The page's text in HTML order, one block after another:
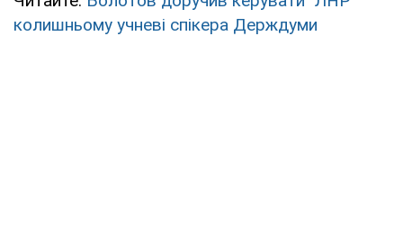
колишньому учневі спікера Держдуми